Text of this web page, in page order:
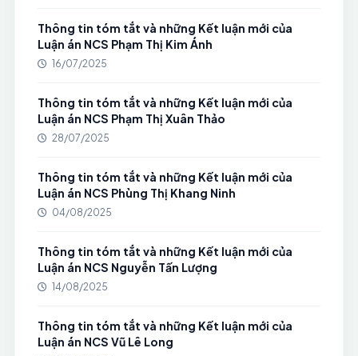
Thông tin tóm tắt và những Kết luận mới của
Luận án NCS Phạm Thị Kim Ánh
16/07/2025
Thông tin tóm tắt và những Kết luận mới của
Luận án NCS Phạm Thị Xuân Thảo
28/07/2025
Thông tin tóm tắt và những Kết luận mới của
Luận án NCS Phùng Thị Khang Ninh
04/08/2025
Thông tin tóm tắt và những Kết luận mới của
Luận án NCS Nguyễn Tấn Lượng
14/08/2025
Thông tin tóm tắt và những Kết luận mới của
Luận án NCS Vũ Lê Long